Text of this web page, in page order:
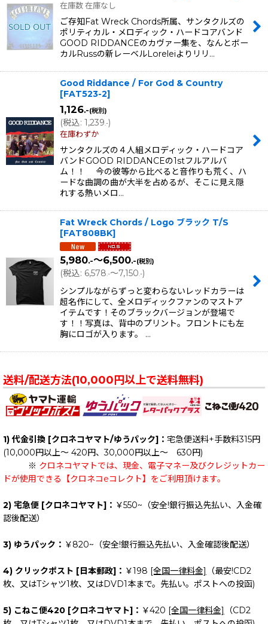
在庫数 在庫なし
ご存知Fat Wreck Chords所属、サンタクルズの
ポリティカル・メロディック・ハードコアバンド
GOOD RIDDANCEのカヴァー集を、なんとボー
カルRussの新レーベルLoreleiよりリリ…
Good Riddance / For God & Country
[FAT523-2]
1,126.-(税別)
(税込: 1,239.-)
在庫わずか
サンタクルズの４人組メロディック・ハードコア
バンドGOOD RIDDANCEの1stフルアルバ
ム！！ 今の彼等から比べると音作りも荒く、ハ
ードな曲調の曲が大半を占めるが、そこに見え隠
れする熱いメロ…
Fat Wreck Chords / Logo ブラック T/S
[FAT808BK]
5,980.-～6,500.-(税別)
(税込: 6,578.-～7,150.-)
シンプルながらずっと変わらないレッドカラーは
超名作にして、全メロディックファンのマストア
イテムです！そのブラックバージョンが登場で
す！！写真は、背中のプリント。フロントにも左
胸にロゴが入ります。 …
送料/配送方法(10,000円以上で送料無料)
1) 代金引換 [クロネコヤマト/ゆうパック]： 宅急便送料+手数料315円
(10,000円以上～ 420円、30,000円以上～ 630円)
※ クロネコヤマトでは、現金、電子マネー及びクレジットカー
ドが使用できる【クロネコeコレクト】をご利用頂けます。
2) 宅急便 [クロネコヤマト]： ￥550~（安全!銀行振込先払い、入金確
認後配送）
3) ゆうパック： ￥820~（安全!銀行振込先払い、入金確認後配送）
4) クリックポスト [日本郵政]： ￥198 [全国一律料金]
（最安!CD2
枚、又はTシャツ1枚、又はDVD1本まで。先払い。ポストへの投函)
5) こねこ便420 [クロネコヤマト]： ￥420 [全国一律料金]
（CD2